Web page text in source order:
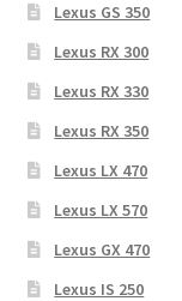
Lexus GS 350
Lexus RX 300
Lexus RX 330
Lexus RX 350
Lexus LX 470
Lexus LX 570
Lexus GX 470
Lexus IS 250